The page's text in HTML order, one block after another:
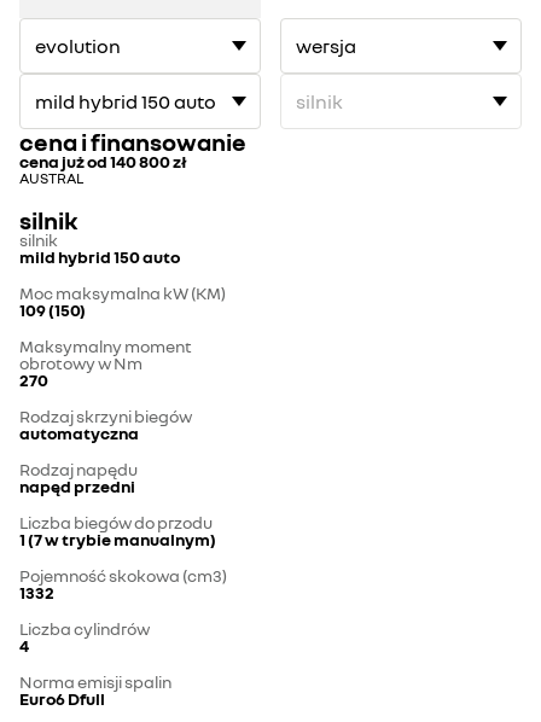
cena i finansowanie
cena już od140 800 zł
AUSTRAL
silnik
silnik
mild hybrid 150 auto
Moc maksymalna kW (KM)
109 (150)
Maksymalny moment
obrotowy w Nm
270
Rodzaj skrzyni biegów
automatyczna
Rodzaj napędu
napęd przedni
Liczba biegów do przodu
1 (7 w trybie manualnym)
Pojemność skokowa (cm3)
1332
Liczba cylindrów
4
Norma emisji spalin
Euro6 Dfull